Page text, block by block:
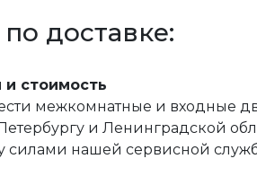
доставке:
и стоимость
межкомнатные и входные
и Ленинградской
силами нашей сервисной